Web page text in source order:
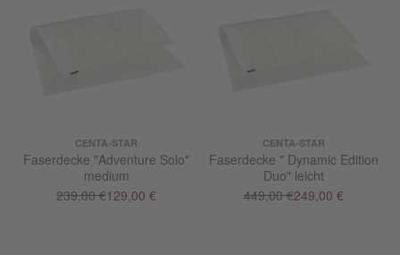
CENTA-STAR
Faserdecke "Adventure Solo"
medium
239,00 €129,00 €
CENTA-STAR
Faserdecke " Dynamic Edition
Duo" leicht
449,00 €249,00 €